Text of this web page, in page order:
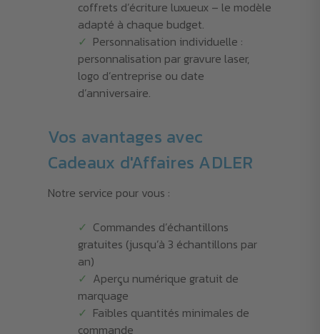
coffrets d’écriture luxueux – le modèle
adapté à chaque budget.
Personnalisation individuelle :
personnalisation par gravure laser,
logo d’entreprise ou date
d’anniversaire.
Vos avantages avec
Cadeaux d'Affaires ADLER
Notre service pour vous :
Commandes d’échantillons
gratuites (jusqu’à 3 échantillons par
an)
Aperçu numérique gratuit de
marquage
Faibles quantités minimales de
commande